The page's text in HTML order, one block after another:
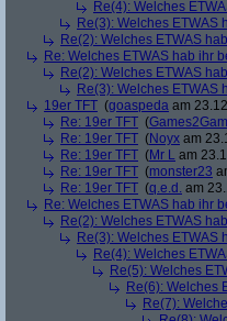
Re(4): Welches
Re(3): Welches ETWAS
Re(2): Welches ETWAS
Re: Welches ETWAS hab ihr
Re(2): Welches ETWAS
Re(3): Welches ETWAS
19er TFT (goaspeda am
Re: 19er TFT (
Re: 19er TFT (Noyx am
Re: 19er TFT (Mr L am
Re: 19er TFT (monster23
Re: 19er TFT (q.e.d. am
Re: Welches ETWAS hab ihr
Re(2): Welches ETWAS
Re(3): Welches ETWAS
Re(4): Welches
Re(5): Welches
Re(6): Welches
Re(7):